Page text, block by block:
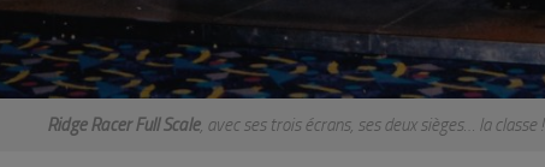
Ridge Racer Full Scale, avec ses trois écrans, ses deux sièges… la classe !